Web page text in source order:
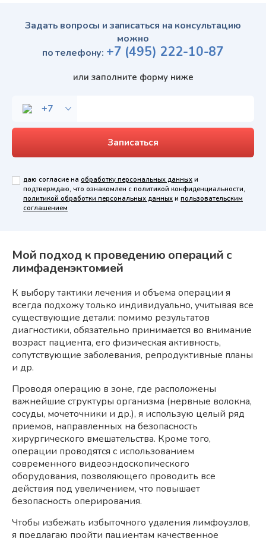
Задать вопросы и записаться на консультацию
можно
по телефону: +7 (495) 222-10-87
или заполните форму ниже
даю согласие на обработку персональных данных и
подтверждаю, что ознакомлен с политикой конфиденциальности,
политикой обработки персональных данных и пользовательским
соглашением
Мой подход к проведению операций с
лимфаденэктомией
К выбору тактики лечения и объема операции я
всегда подхожу только индивидуально, учитывая все
существующие детали: помимо результатов
диагностики, обязательно принимается во внимание
возраст пациента, его физическая активность,
сопутствующие заболевания, репродуктивные планы
и др.
Проводя операцию в зоне, где расположены
важнейшие структуры организма (нервные волокна,
сосуды, мочеточники и др.), я использую целый ряд
приемов, направленных на безопасность
хирургического вмешательства. Кроме того,
операции проводятся с использованием
современного видеоэндоскопического
оборудования, позволяющего проводить все
действия под увеличением, что повышает
безопасность оперирования.
Чтобы избежать избыточного удаления лимфоузлов,
я предлагаю пройти пациентам качественное